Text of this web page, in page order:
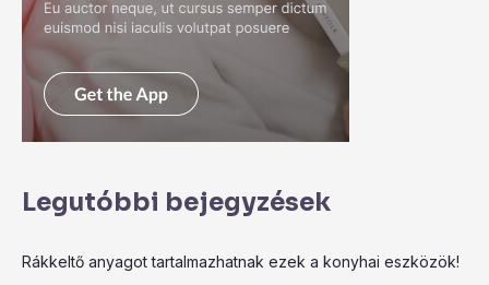
Legutóbbi bejegyzések
Rákkeltő anyagot tartalmazhatnak ezek a konyhai eszközök!